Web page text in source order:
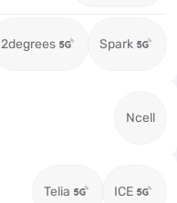
2degrees Spark
Ncell
Telia ICE